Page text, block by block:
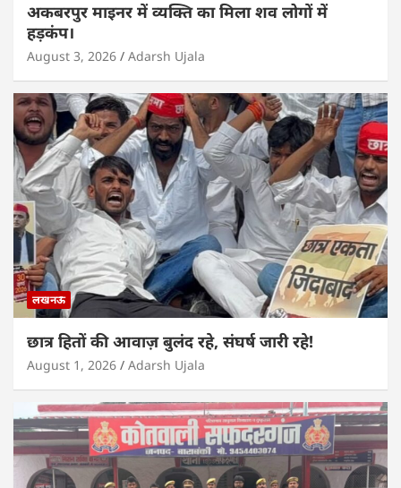
अकबरपुर माइनर में व्यक्ति का मिला शव लोगों में
हड़कंप।
August 3, 2026 Adarsh Ujala
लखनऊ
छात्र हितों की आवाज़ बुलंद रहे, संघर्ष जारी रहे!
August 1, 2026 Adarsh Ujala